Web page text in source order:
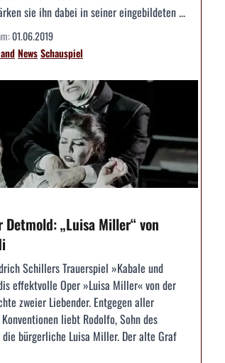
sie ihn dabei in seiner eingebildeten ...
01.06.2019
NewsSchauspiel
Detmold: „Luisa Miller“ von
Schillers Trauerspiel »Kabale und
effektvolle Oper »Luisa Miller« von der
zweier Liebender. Entgegen aller
liebt Rodolfo, Sohn des
bürgerliche Luisa Miller. Der alte Graf